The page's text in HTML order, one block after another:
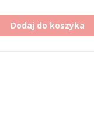
Dodaj do koszyka